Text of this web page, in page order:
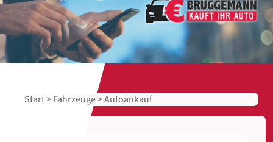
Start>Fahrzeuge> Autoankauf